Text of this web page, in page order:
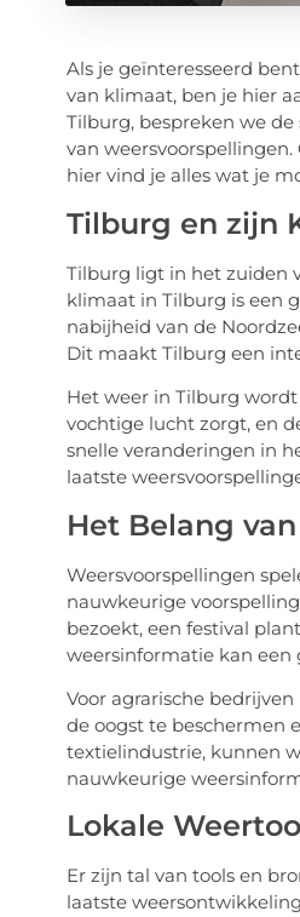
Als je geïnteresseerd
van klimaat, ben je hier
Tilburg, bespreken we
van
hier vind je alles wat je
Tilburg en zijn
Tilburg ligt in het zuiden
klimaat in Tilburg is een
nabijheid van de
Dit maakt Tilburg een
Het weer in Tilburg
vochtige lucht zorgt, en
snelle veranderingen in
laatste
Het Belang
Weersvoorspellingen
nauwkeurige
bezoekt, een festival
weersinformatie kan een
Voor agrarische
de oogst te beschermen
textielindustrie, kunnen
nauwkeurige
Lokale
Er zijn tal van tools en
laatste